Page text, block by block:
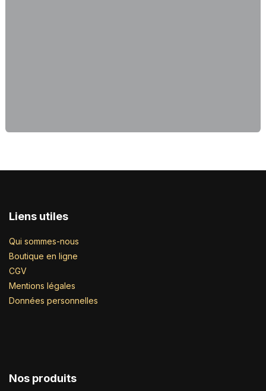
Liens utiles
Qui sommes-nous
Boutique en ligne
CGV
Mentions légales
Données personnelles
Nos produits